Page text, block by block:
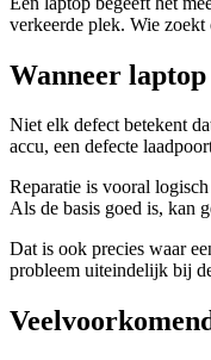
verkeerde plek. Wie
Wanneer
Niet elk defect betekent
accu, een defecte
Reparatie is vooral
Als de basis goed is, kan
Dat is ook precies waar
probleem uiteindelijk bij